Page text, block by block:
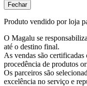
Fechar
Produto vendido por loja
O Magalu se
até o destino final.
As vendas são
procedência de produtos
Os parceiros são
excelência no serviço e